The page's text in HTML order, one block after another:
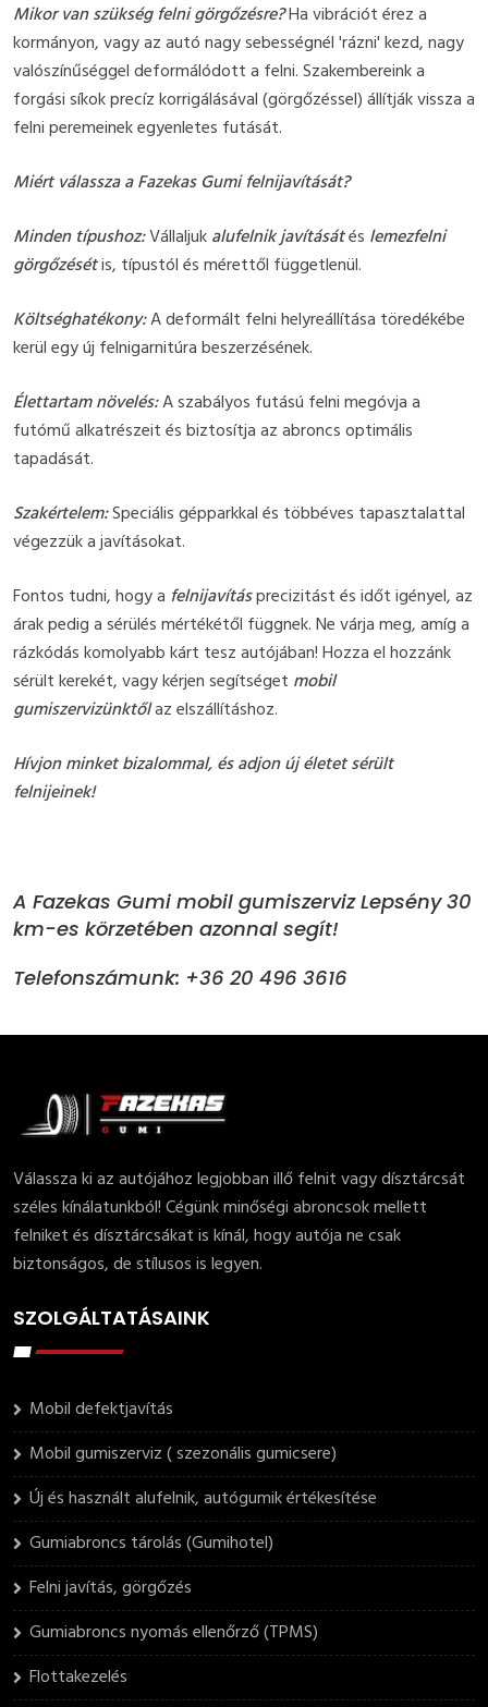
Mikor van szükség felni görgőzésre?Ha vibrációt érez a
kormányon, vagy az autó nagy sebességnél 'rázni' kezd, nagy
valószínűséggel deformálódott a felni. Szakembereink a
forgási síkok precíz korrigálásával (görgőzéssel) állítják vissza a
felni peremeinek egyenletes futását.
Miért válassza a Fazekas Gumi felnijavítását?
Minden típushoz:Vállaljukalufelnik javításátés lemezfelni
görgőzésétis, típustól és mérettől függetlenül.
Költséghatékony:A deformált felni helyreállítása töredékébe
kerül egy új felnigarnitúra beszerzésének.
Élettartam növelés:A szabályos futású felni megóvja a
futómű alkatrészeit és biztosítja az abroncs optimális
tapadását.
Szakértelem:Speciális gépparkkal és többéves tapasztalattal
végezzük a javításokat.
Fontos tudni, hogy a felnijavításprecizitást és időt igényel, az
árak pedig a sérülés mértékétől függnek. Ne várja meg, amíg a
rázkódás komolyabb kárt tesz autójában! Hozza el hozzánk
sérült kerekét, vagy kérjen segítséget mobil
gumiszervizünktőlaz elszállításhoz.
Hívjon minket bizalommal, és adjon új életet sérült
felnijeinek!
A Fazekas Gumi mobil gumiszerviz Lepsény 30
km-es körzetében azonnal segít!
Telefonszámunk: +36 20 496 3616
Válassza ki az autójához legjobban illő felnit vagy dísztárcsát
széles kínálatunkból! Cégünk minőségi abroncsok mellett
felniket és dísztárcsákat is kínál, hogy autója ne csak
biztonságos, de stílusos is legyen.
SZOLGÁLTATÁSAINK
Mobil defektjavítás
Mobil gumiszerviz ( szezonális gumicsere)
Új és használt alufelnik, autógumik értékesítése
Gumiabroncs tárolás (Gumihotel)
Felni javítás, görgőzés
Gumiabroncs nyomás ellenőrző (TPMS)
Flottakezelés